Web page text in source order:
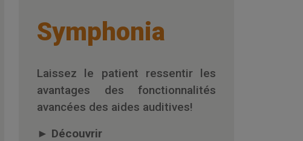
Symphonia
Laissez le patient ressentir les
avantages des fonctionnalités
avancées des aides auditives!
► Découvrir